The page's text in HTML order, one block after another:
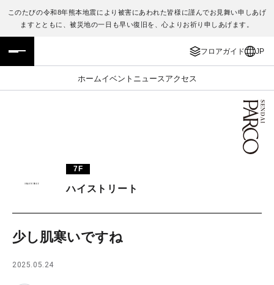
このたびの令和8年熊本地震により被害にあわれた皆様に謹んでお見舞い申しあげ
ますとともに、被災地の一日も早い復旧を、心よりお祈り申しあげます。
フロアガイド JP
ホームイベント ニュース アクセス
フロアガイド
施設案内・アクセス
TAX FREE
ENGLISH
繁体字
日本語
7F
ハイストリート
少し肌寒いですね
2025.05.24